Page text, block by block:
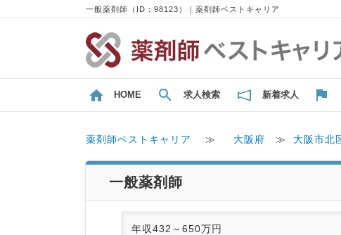
一般薬剤師（ID：98123）｜薬剤師ベストキャリア
HOME 求人検索 新着求人
薬剤師ベストキャリア ≫ 大阪府 ≫ 大阪市北
一般薬剤師
年収432～650万円